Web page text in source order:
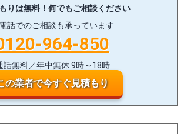
りは無料！ 何でもご相談ください
話でのご相談も承っています
964-850
話無料／年中無休 9時～18時
の業者で今すぐ見積もり